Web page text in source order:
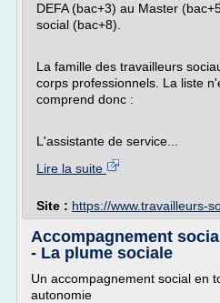
DEFA (bac+3) au Master
social (bac+8).
La famille des travailleurs
corps professionnels. La liste
comprend donc :
L'assistante de service...
Lire la suite
Site : https://www.travailleurs-
Accompagnement
- La plume sociale
Un accompagnement social en
autonomie